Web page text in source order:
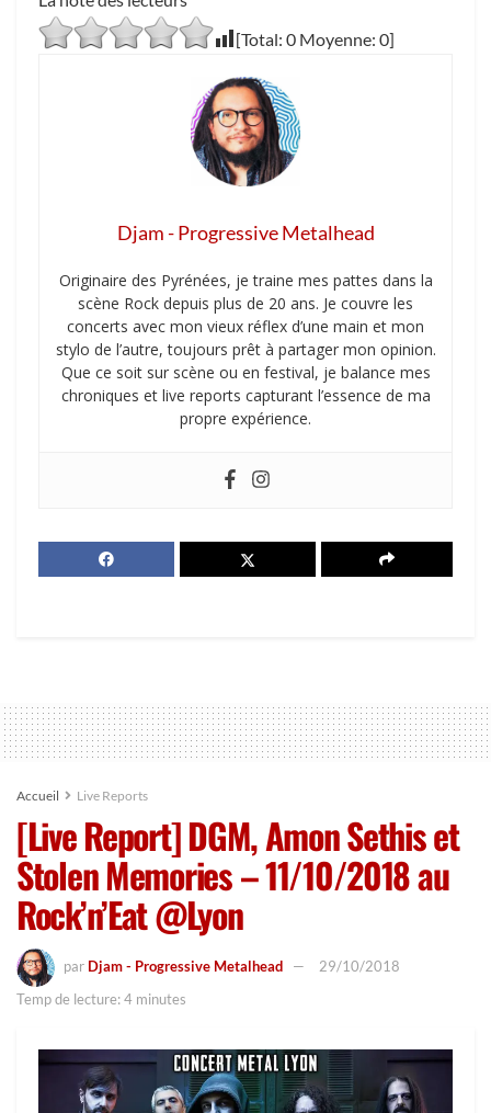
[Total: 0 Moyenne: 0]
Djam - Progressive Metalhead
Originaire des Pyrénées, je traine mes pattes dans la
scène Rock depuis plus de 20 ans. Je couvre les
concerts avec mon vieux réflex d’une main et mon
stylo de l’autre, toujours prêt à partager mon opinion.
Que ce soit sur scène ou en festival, je balance mes
chroniques et live reports capturant l’essence de ma
propre expérience.
Accueil Live Reports
[Live Report] DGM, Amon Sethis et
Stolen Memories – 11/10/2018 au
Rock’n’Eat @Lyon
par Djam - Progressive Metalhead
29/10/2018
Temp de lecture: 4 minutes